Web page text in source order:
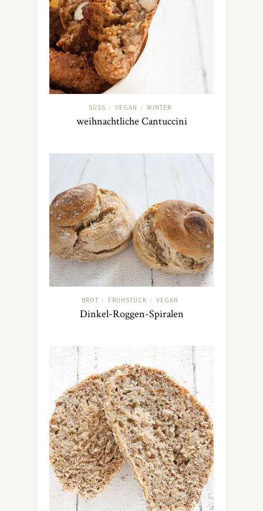
SÜSS / VEGAN / WINTER
weihnachtliche Cantuccini
BROT / FRÜHSTÜCK / VEGAN
Dinkel-Roggen-Spiralen